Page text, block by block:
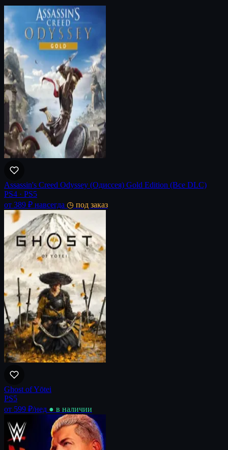
Assassin's Creed Odyssey (Одиссея) Gold Edition (Все DLC)
PS4 · PS5
от 389 ₽ навсегда ◷ под заказ
Ghost of Yōtei
PS5
от 599 ₽/нед ● в наличии